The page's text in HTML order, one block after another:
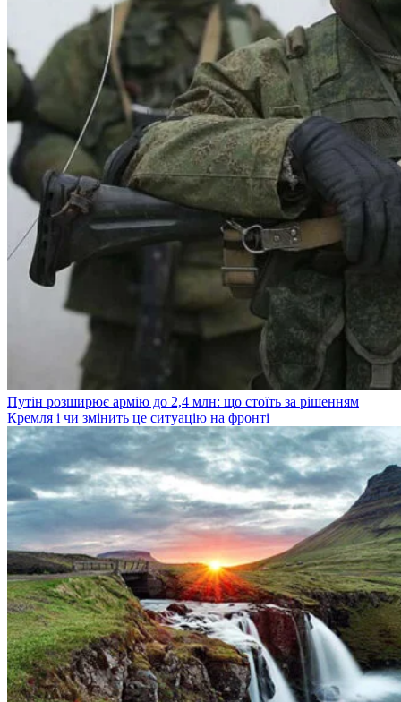
Путін розширює армію до 2,4 млн: що стоїть за рішенням
Кремля і чи змінить це ситуацію на фронті